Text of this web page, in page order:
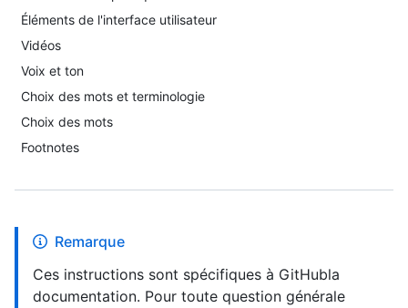
Éléments de l'interface utilisateur
Vidéos
Voix et ton
Choix des mots et terminologie
Choix des mots
Footnotes
Remarque
Ces instructions sont spécifiques à GitHubla
documentation. Pour toute question générale